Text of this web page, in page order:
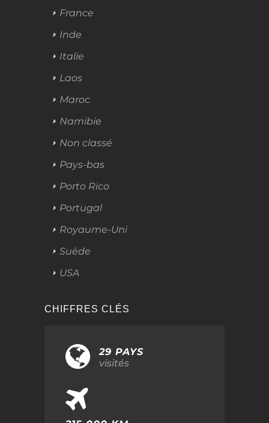
France
Inde
Italie
Laos
Maroc
Namibie
Non classé
Pays-bas
Porto Rico
Portugal
Royaume-Uni
Suède
USA
CHIFFRES CLÉS
29 PAYS
visités